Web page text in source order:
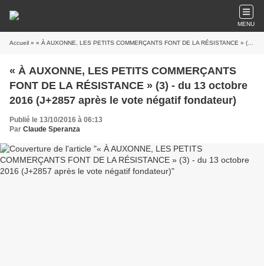
MENU
Accueil » « À AUXONNE, LES PETITS COMMERÇANTS FONT DE LA RÉSISTANCE » (3) - du 13 octobre 2016 (J+2857 après le vote négatif fondateur)
« À AUXONNE, LES PETITS COMMERÇANTS
FONT DE LA RÉSISTANCE » (3) - du 13 octobre
2016 (J+2857 après le vote négatif fondateur)
Publié le 13/10/2016 à 06:13
Par Claude Speranza